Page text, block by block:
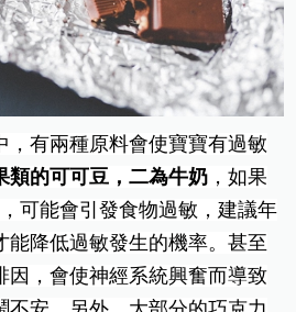
，有兩種原料會使寶寶有過敏
類的可可豆，二為牛奶 ，如果
可能會引發食物過敏，建議年
能降低過敏發生的機率。甚至
因，會使神經系統興奮而導致